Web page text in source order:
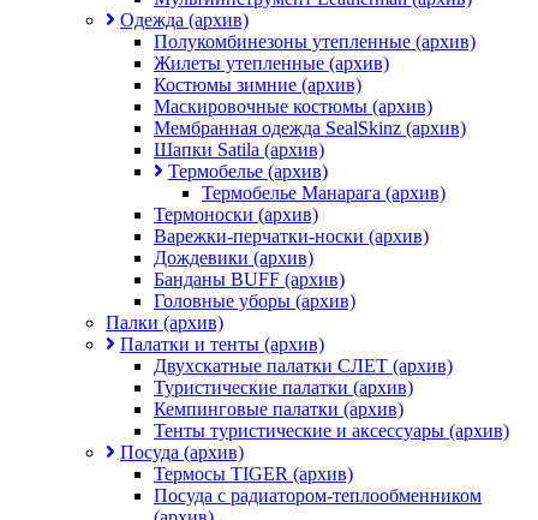
Одежда (архив)
Полукомбинезоны утепленные (архив)
Жилеты утепленные (архив)
Костюмы зимние (архив)
Маскировочные костюмы (архив)
Мембранная одежда SealSkinz (архив)
Шапки Satila (архив)
Термобелье (архив)
Термобелье Манарага (архив)
Термоноски (архив)
Варежки-перчатки-носки (архив)
Дождевики (архив)
Банданы BUFF (архив)
Головные уборы (архив)
Палки (архив)
Палатки и тенты (архив)
Двухскатные палатки СЛЕТ (архив)
Туристические палатки (архив)
Кемпинговые палатки (архив)
Тенты туристические и аксессуары (архив)
Посуда (архив)
Термосы TIGER (архив)
Посуда с радиатором-теплообменником